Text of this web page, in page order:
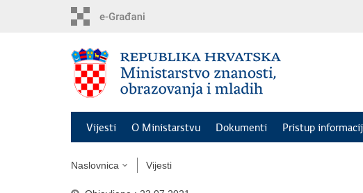
Vijesti O Ministarstvu Dokumenti Pristup
Naslovnica Vijesti